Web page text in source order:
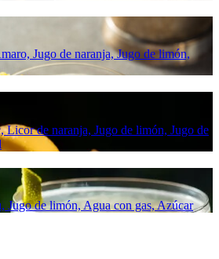
Jugo de naranja, Jugo de limón,
Licor de naranja, Jugo de limón, Jugo de
Jugo de limón, Agua con gas, Azúcar